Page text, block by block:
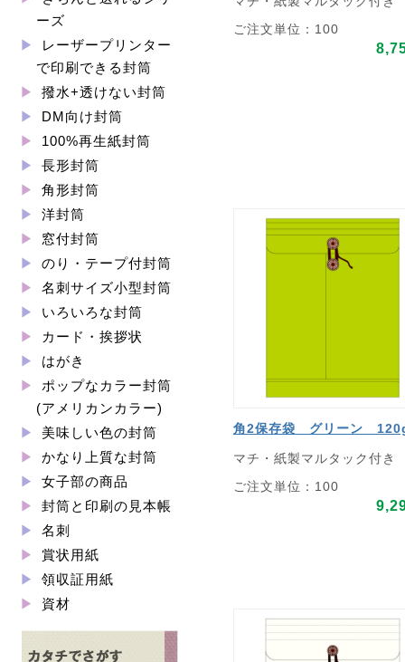
ーズ
レーザープリンター
で印刷できる封筒
撥水+透けない封筒
DM向け封筒
100%再生紙封筒
長形封筒
角形封筒
洋封筒
窓付封筒
のり・テープ付封筒
名刺サイズ小型封筒
いろいろな封筒
カード・挨拶状
はがき
ポップなカラー封筒
(アメリカンカラー)
美味しい色の封筒
かなり上質な封筒
女子部の商品
封筒と印刷の見本帳
名刺
賞状用紙
領収証用紙
資材
ご注文単位：100
角2保存袋 グリーン
マチ・紙製マルタック付き
ご注文単位：100